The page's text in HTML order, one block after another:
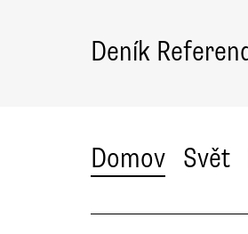
Deník
Domov Svět